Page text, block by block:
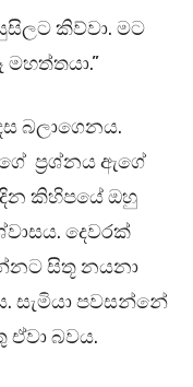
කිව්වා. මට
බලාගෙනය.
ප්‍රශ්නය ඇගේ
කිහිපයේ ඔහු
දෙවරක්
සිතූ නයනා
සැමියා පවසන්නේ
ඒවා බවය.